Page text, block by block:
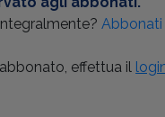
Abbonati
effettua il